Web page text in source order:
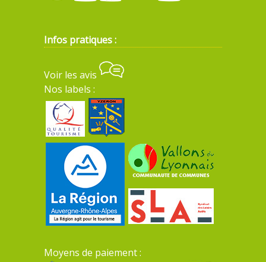
Infos pratiques :
Voir les avis
Nos labels :
Moyens de paiement :